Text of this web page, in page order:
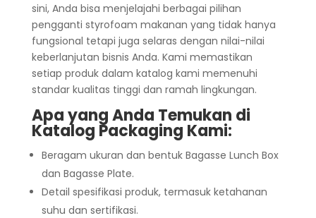
sini, Anda bisa menjelajahi berbagai pilihan
pengganti styrofoam makanan yang tidak hanya
fungsional tetapi juga selaras dengan nilai-nilai
keberlanjutan bisnis Anda. Kami memastikan
setiap produk dalam katalog kami memenuhi
standar kualitas tinggi dan ramah lingkungan.
Apa yang Anda Temukan di
Katalog Packaging Kami:
Beragam ukuran dan bentuk Bagasse Lunch Box
dan Bagasse Plate.
Detail spesifikasi produk, termasuk ketahanan
suhu dan sertifikasi.